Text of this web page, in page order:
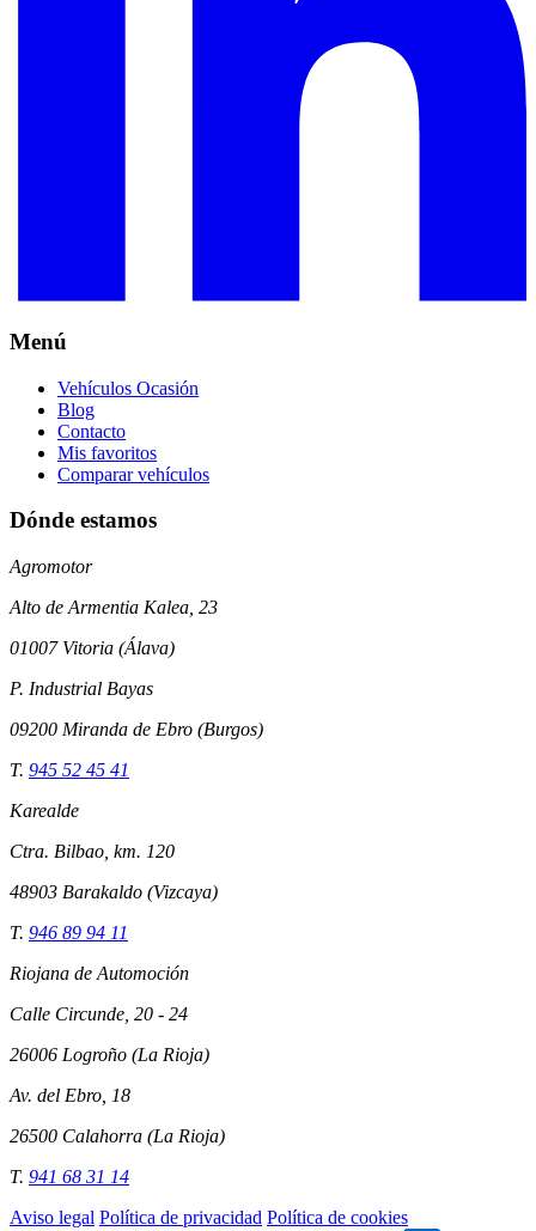
Menú
Vehículos Ocasión
Blog
Contacto
Mis favoritos
Comparar vehículos
Dónde estamos
Agromotor
Alto de Armentia Kalea, 23
01007 Vitoria (Álava)
P. Industrial Bayas
09200 Miranda de Ebro (Burgos)
T. 945 52 45 41
Karealde
Ctra. Bilbao, km. 120
48903 Barakaldo (Vizcaya)
T. 946 89 94 11
Riojana de Automoción
Calle Circunde, 20 - 24
26006 Logroño (La Rioja)
Av. del Ebro, 18
26500 Calahorra (La Rioja)
T. 941 68 31 14
Aviso legal Política de privacidad Política de cookies